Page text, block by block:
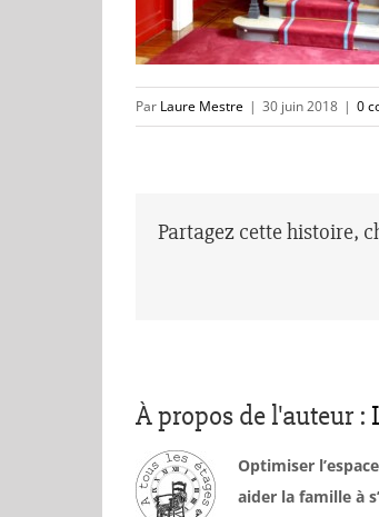
Par Laure Mestre | 30 juin 2018 | 0
Partagez cette histoire,
À propos de l'auteur :
Optimiser
aider la famille à